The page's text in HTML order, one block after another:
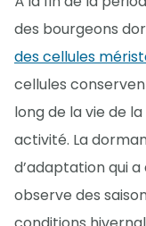
des bourgeons
des cellules
cellules
long de la vie de
activité. La
d’adaptation qui a
observe des